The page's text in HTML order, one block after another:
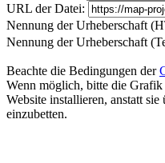
URL der Datei:
Nennung der Urheberschaft
Nennung der Urheberschaft
Beachte die Bedingungen der
Wenn möglich, bitte die Grafik
Website installieren, anstatt sie
einzubetten.